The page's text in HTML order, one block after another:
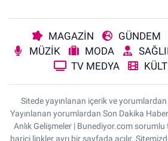
MAGAZİN GÜNDEM
MÜZİK
MODA
TV MEDYA
Sitede yayınlanan içerik ve
Yayınlanan yorumlardan Son Dakika
Anlık Gelişmeler | Bunediyor.com
harici linkler ayrı bir sayfada açılır.